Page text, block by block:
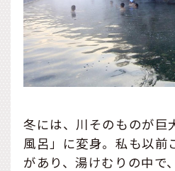
冬には、川そのものが巨
風呂」に変身。私も以前
があり、湯けむりの中で